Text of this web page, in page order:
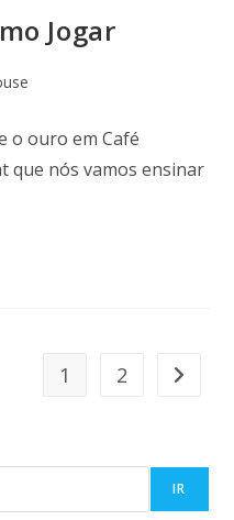
Jogar
o ouro em Café
que nós vamos ensinar
1 2
IR